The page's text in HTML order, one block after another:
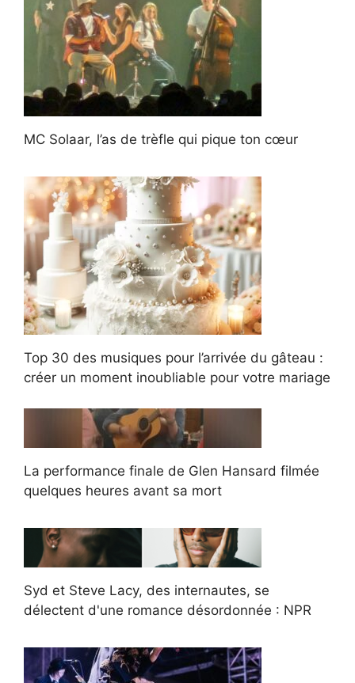
MC Solaar, l’as de trèfle qui pique ton cœur
Top 30 des musiques pour l’arrivée du gâteau :
créer un moment inoubliable pour votre mariage
La performance finale de Glen Hansard filmée
quelques heures avant sa mort
Syd et Steve Lacy, des internautes, se
délectent d'une romance désordonnée : NPR